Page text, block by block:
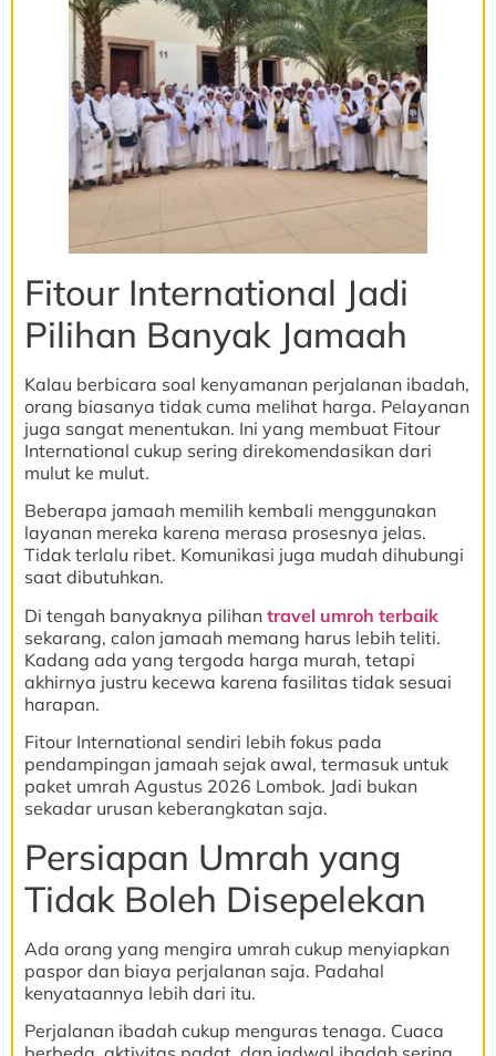
Fitour International Jadi
Pilihan Banyak Jamaah
Kalau berbicara soal kenyamanan perjalanan ibadah,
orang biasanya tidak cuma melihat harga. Pelayanan
juga sangat menentukan. Ini yang membuat Fitour
International cukup sering direkomendasikan dari
mulut ke mulut.
Beberapa jamaah memilih kembali menggunakan
layanan mereka karena merasa prosesnya jelas.
Tidak terlalu ribet. Komunikasi juga mudah dihubungi
saat dibutuhkan.
Di tengah banyaknya pilihan travel umroh terbaik
sekarang, calon jamaah memang harus lebih teliti.
Kadang ada yang tergoda harga murah, tetapi
akhirnya justru kecewa karena fasilitas tidak sesuai
harapan.
Fitour International sendiri lebih fokus pada
pendampingan jamaah sejak awal, termasuk untuk
paket umrah Agustus 2026 Lombok. Jadi bukan
sekadar urusan keberangkatan saja.
Persiapan Umrah yang
Tidak Boleh Disepelekan
Ada orang yang mengira umrah cukup menyiapkan
paspor dan biaya perjalanan saja. Padahal
kenyataannya lebih dari itu.
Perjalanan ibadah cukup menguras tenaga. Cuaca